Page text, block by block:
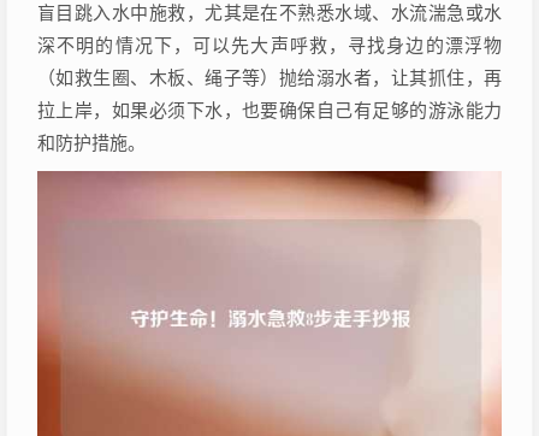
盲目跳入水中施救，尤其是在不熟悉水域、水流湍急或水
深不明的情况下，可以先大声呼救，寻找身边的漂浮物
（如救生圈、木板、绳子等）抛给溺水者，让其抓住，再
拉上岸，如果必须下水，也要确保自己有足够的游泳能力
和防护措施。